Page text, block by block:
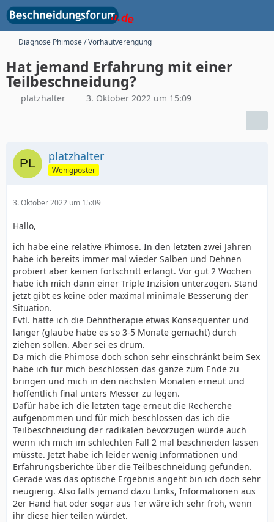
Diagnose Phimose / Vorhautverengung
Hat jemand Erfahrung mit einer
Teilbeschneidung?
platzhalter 3. Oktober 2022 um 15:09
platzhalter
Wenigposter
3. Oktober 2022 um 15:09
Hallo,
ich habe eine relative Phimose. In den letzten zwei Jahren
habe ich bereits immer mal wieder Salben und Dehnen
probiert aber keinen fortschritt erlangt. Vor gut 2 Wochen
habe ich mich dann einer Triple Inzision unterzogen. Stand
jetzt gibt es keine oder maximal minimale Besserung der
Situation.
Evtl. hätte ich die Dehntherapie etwas Konsequenter und
länger (glaube habe es so 3-5 Monate gemacht) durch
ziehen sollen. Aber sei es drum.
Da mich die Phimose doch schon sehr einschränkt beim Sex
habe ich für mich beschlossen das ganze zum Ende zu
bringen und mich in den nächsten Monaten erneut und
hoffentlich final unters Messer zu legen.
Dafür habe ich die letzten tage erneut die Recherche
aufgenommen und für mich beschlossen das ich die
Teilbeschneidung der radikalen bevorzugen würde auch
wenn ich mich im schlechten Fall 2 mal beschneiden lassen
müsste. Jetzt habe ich leider wenig Informationen und
Erfahrungsberichte über die Teilbeschneidung gefunden.
Gerade was das optische Ergebnis angeht bin ich doch sehr
neugierig. Also falls jemand dazu Links, Informationen aus
2er Hand hat oder sogar aus 1er wäre ich sehr froh, wenn
ihr diese hier teilen würdet.